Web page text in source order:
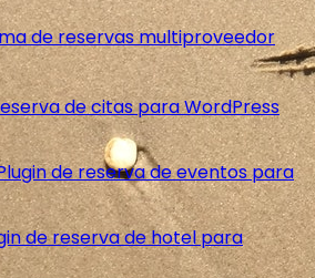
de reservas multiproveedor
de citas para WordPress
de reserva de eventos para
de reserva de hotel para